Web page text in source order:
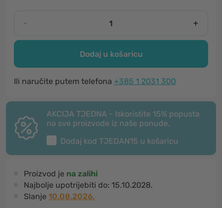
- +
Dodaj u košaricu
Ili naručite putem telefona +385 1 2031 300
AKCIJA TJEDNA - Iskoristite 15% popusta
na sve proizvode iz naše ponude.
Dodaj kod TJEDAN15 u košaricu
Proizvod je na zalihi
Najbolje upotrijebiti do: 15.10.2028.
Slanje 10.08.2026.